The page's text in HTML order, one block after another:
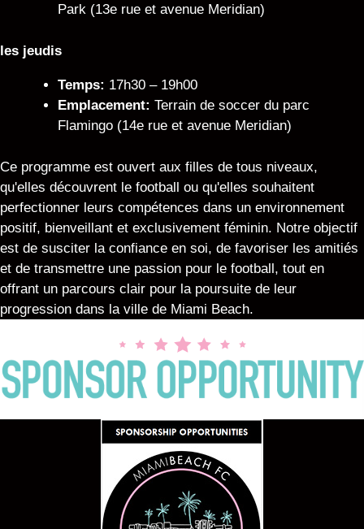
Park (13e rue et avenue Meridian)
les jeudis
Temps: 17h30 – 19h00
Emplacement: Terrain de soccer du parc
Flamingo (14e rue et avenue Meridian)
Ce programme est ouvert aux filles de tous niveaux,
qu'elles découvrent le football ou qu'elles souhaitent
perfectionner leurs compétences dans un environnement
positif, bienveillant et exclusivement féminin. Notre objectif
est de susciter la confiance en soi, de favoriser les amitiés
et de transmettre une passion pour le football, tout en
offrant un parcours clair pour la poursuite de leur
progression dans la ville de Miami Beach.